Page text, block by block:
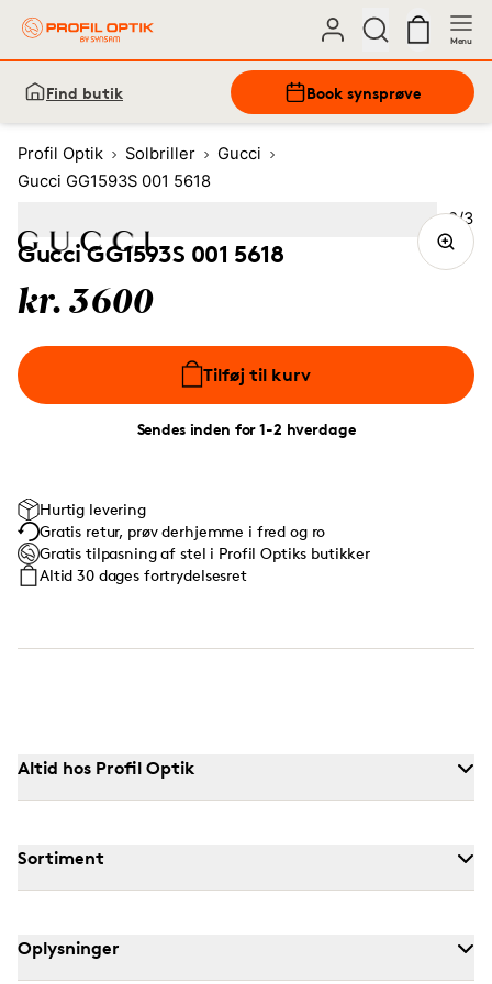
Menu
Find butik Book synsprøve
Profil Optik Solbriller
Gucci
Gucci GG1593S 001 5618
Gucci GG1593S 001 5618
kr. 3600
Tilføj til kurv
Sendes inden for 1-2 hverdage
Hurtig levering
Gratis retur, prøv derhjemme i fred og ro
Gratis tilpasning af stel i Profil Optiks butikker
Altid 30 dages fortrydelsesret
2/3
Image 1 3
Altid hos Profil Optik
Sortiment
Oplysninger